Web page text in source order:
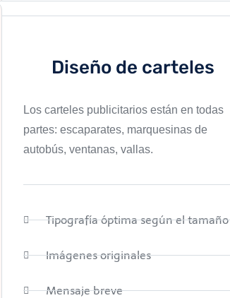
Diseño de carteles
Los carteles publicitarios están en todas
partes: escaparates, marquesinas de
autobús, ventanas, vallas.
Tipografía óptima según el tamaño
Imágenes originales
Mensaje breve